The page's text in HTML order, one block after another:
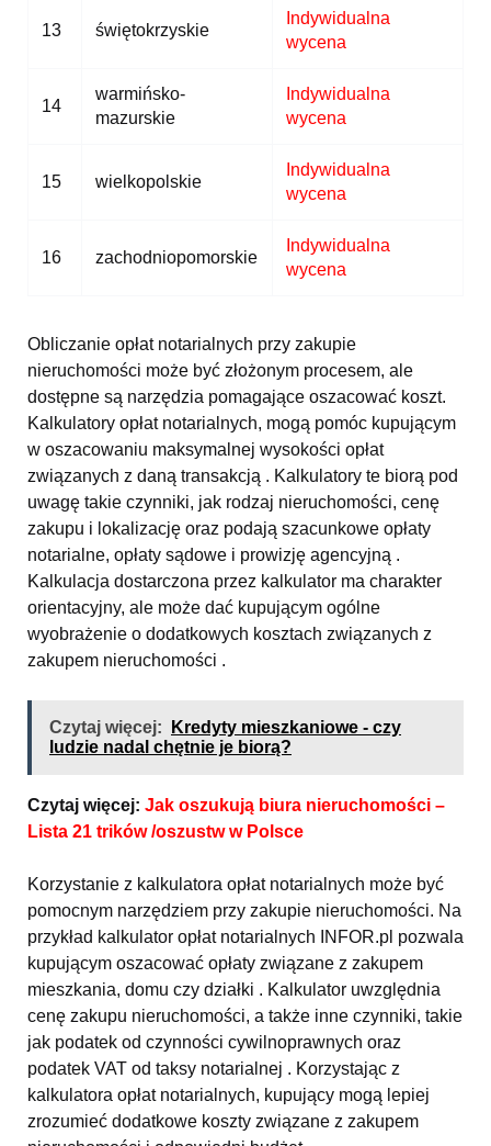
13 świętokrzyskie
Indywidualna
wycena
14
warmińsko-
mazurskie
Indywidualna
wycena
15 wielkopolskie
Indywidualna
wycena
16 zachodniopomorskie
Indywidualna
wycena
Obliczanie opłat notarialnych przy zakupie
nieruchomości może być złożonym procesem, ale
dostępne są narzędzia pomagające oszacować koszt.
Kalkulatory opłat notarialnych, mogą pomóc kupującym
w oszacowaniu maksymalnej wysokości opłat
związanych z daną transakcją . Kalkulatory te biorą pod
uwagę takie czynniki, jak rodzaj nieruchomości, cenę
zakupu i lokalizację oraz podają szacunkowe opłaty
notarialne, opłaty sądowe i prowizję agencyjną .
Kalkulacja dostarczona przez kalkulator ma charakter
orientacyjny, ale może dać kupującym ogólne
wyobrażenie o dodatkowych kosztach związanych z
zakupem nieruchomości .
Czytaj więcej:
Kredyty mieszkaniowe - czy
ludzie nadal chętnie je biorą?
Czytaj więcej: Jak oszukują biura nieruchomości –
Lista 21 trików /oszustw w Polsce
Korzystanie z kalkulatora opłat notarialnych może być
pomocnym narzędziem przy zakupie nieruchomości. Na
przykład kalkulator opłat notarialnych INFOR.pl pozwala
kupującym oszacować opłaty związane z zakupem
mieszkania, domu czy działki . Kalkulator uwzględnia
cenę zakupu nieruchomości, a także inne czynniki, takie
jak podatek od czynności cywilnoprawnych oraz
podatek VAT od taksy notarialnej . Korzystając z
kalkulatora opłat notarialnych, kupujący mogą lepiej
zrozumieć dodatkowe koszty związane z zakupem